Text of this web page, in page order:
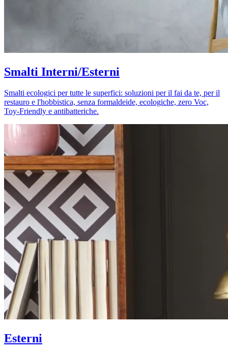
Smalti Interni/Esterni
Smalti ecologici per tutte le superfici: soluzioni per il fai da te, per il
restauro e l'hobbistica, senza formaldeide, ecologiche, zero Voc,
Toy-Friendly e antibatteriche.
Esterni